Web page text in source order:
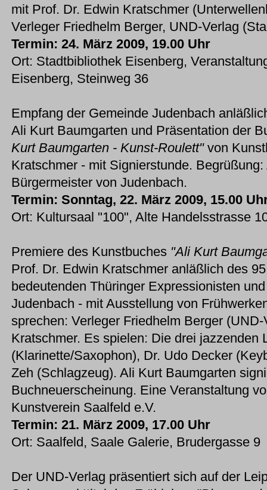
mit Prof. Dr. Edwin Kratschmer
Verleger Friedhelm Berger, UND-Verlag
Termin: 24. März 2009, 19.00 Uhr
Ort: Stadtbibliothek Eisenberg,
Eisenberg, Steinweg 36
Empfang der Gemeinde Judenbach
Ali Kurt Baumgarten und Präsentation der
Kurt Baumgarten - Kunst-Roulett"von
Kratschmer - mit Signierstunde.
Bürgermeister von Judenbach.
Termin: Sonntag, 22. März 2009, 15.00
Ort: Kultursaal "100", Alte Handelsstrasse
Premiere des Kunstbuches "Ali Kurt
Prof. Dr. Edwin Kratschmer anläßlich des
bedeutenden Thüringer Expressionisten
Judenbach - mit Ausstellung von
sprechen: Verleger Friedhelm Berger
Kratschmer. Es spielen: Die drei jazzenden
(Klarinette/Saxophon), Dr. Udo Decker
Zeh (Schlagzeug). Ali Kurt Baumgarten
Buchneuerscheinung. Eine Veranstaltung
Kunstverein Saalfeld e.V.
Termin: 21. März 2009, 17.00 Uhr
Ort: Saalfeld, Saale Galerie, Brudergasse 9
Der UND-Verlag präsentiert sich auf der